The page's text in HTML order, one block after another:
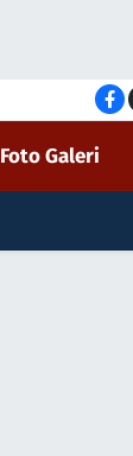
Foto Galeri